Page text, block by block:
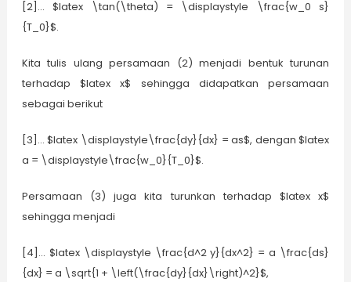
[2]… $latex \tan(\theta) = \displaystyle \frac{w_0 s}
{T_0}$.
Kita tulis ulang persamaan (2) menjadi bentuk turunan
terhadap $latex x$ sehingga didapatkan persamaan
sebagai berikut
[3]… $latex \displaystyle\frac{dy}{dx} = as$, dengan $latex
a = \displaystyle\frac{w_0}{T_0}$.
Persamaan (3) juga kita turunkan terhadap $latex x$
sehingga menjadi
[4]… $latex \displaystyle \frac{d^2 y}{dx^2} = a \frac{ds}
{dx} = a \sqrt{1 + \left(\frac{dy}{dx}\right)^2}$,